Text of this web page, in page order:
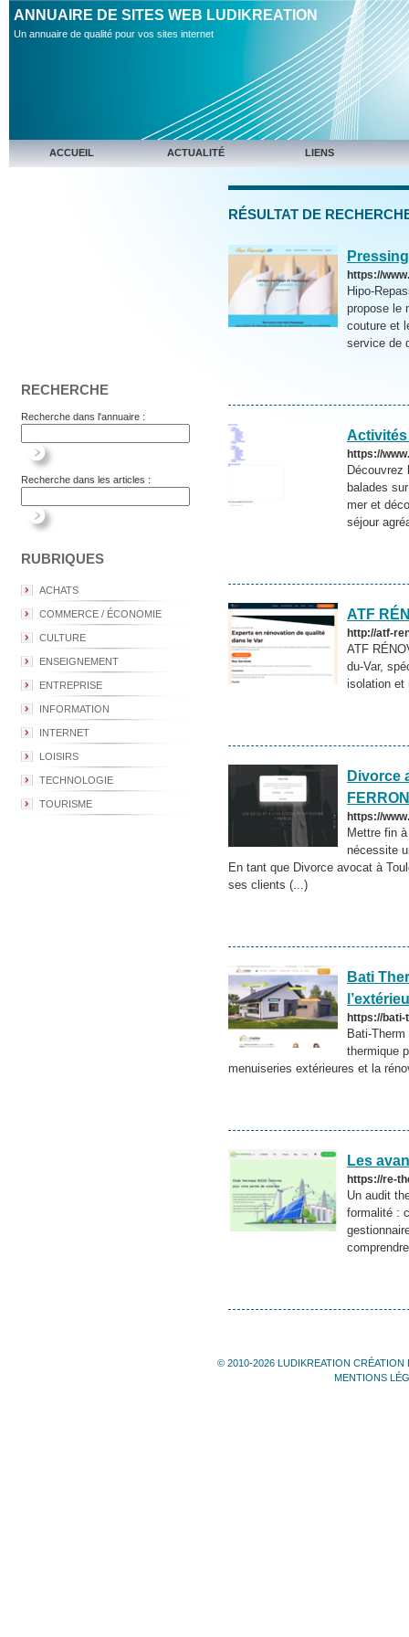
ANNUAIRE DE SITES WEB LUDIKREATION
Un annuaire de qualité pour vos sites internet
ACCUEIL ACTUALITÉ LIENS
RECHERCHE
Recherche dans l'annuaire :
Recherche dans les articles :
RUBRIQUES
ACHATS
COMMERCE / ÉCONOMIE
CULTURE
ENSEIGNEMENT
ENTREPRISE
INFORMATION
INTERNET
LOISIRS
TECHNOLOGIE
TOURISME
RÉSULTAT DE
https://
Hipo-
propose le
couture et
service de
Activités
https://
balades
mer et
séjour
ATF
http://atf-
ATF
du-Var,
isolation et
Divorce
https://
Mettre fin
nécessite
En tant que Divorce avocat à
ses clients (...)
Bati
https://bati-
Bati-
thermique
menuiseries extérieures et la
Les
https://re-
Un audit
formalité :
© 2010-2026 LUDIKREATION CRÉATION
MENTIONS